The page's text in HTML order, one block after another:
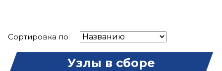
Сортировка по:
Узлы в сборе